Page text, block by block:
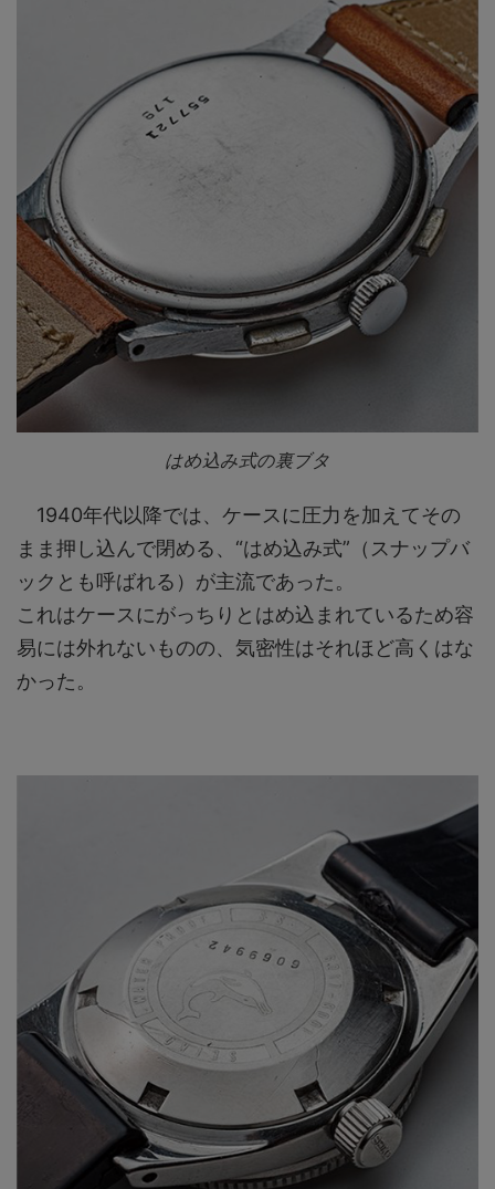
はめ込み式の裏ブタ
1940年代以降では、ケースに圧力を加えてその
まま押し込んで閉める、“はめ込み式”（スナップバ
ックとも呼ばれる）が主流であった。
これはケースにがっちりとはめ込まれているため容
易には外れないものの、気密性はそれほど高くはな
かった。